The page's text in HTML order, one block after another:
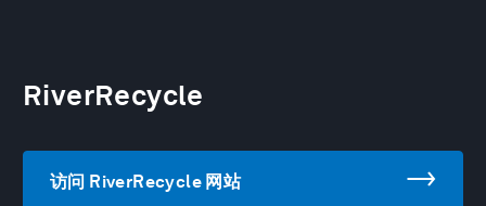
RiverRecycle
访问 RiverRecycle 网站